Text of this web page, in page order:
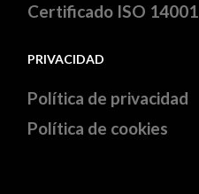
Certificado ISO 14001
PRIVACIDAD
Política de privacidad
Política de cookies